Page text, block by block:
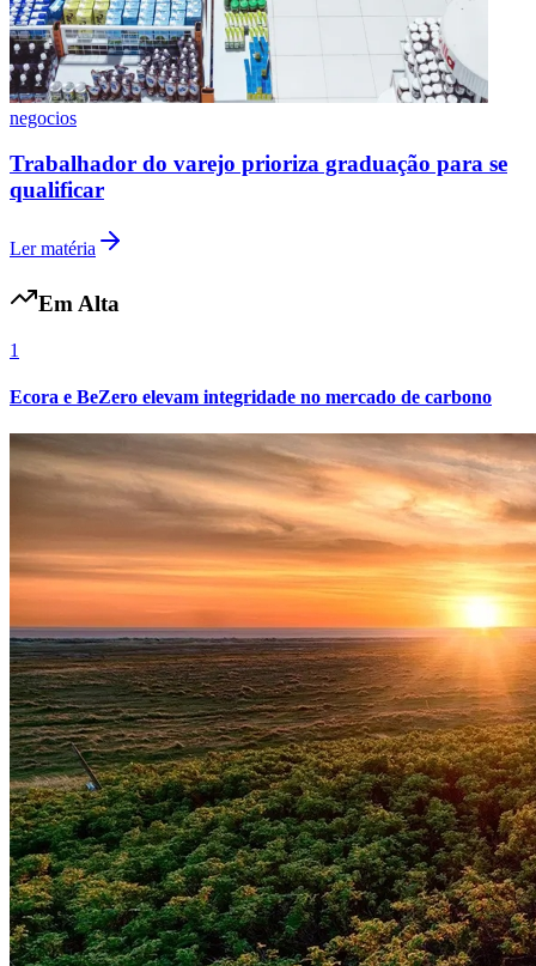
Grêmio
Internacional
negocios
Trabalhador do varejo prioriza graduação para se
qualificar
Ler matéria
Em Alta
1
Ecora e BeZero elevam integridade no mercado de carbono